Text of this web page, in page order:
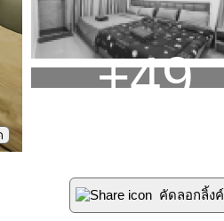
+49
คัดลอกลิ้งค์